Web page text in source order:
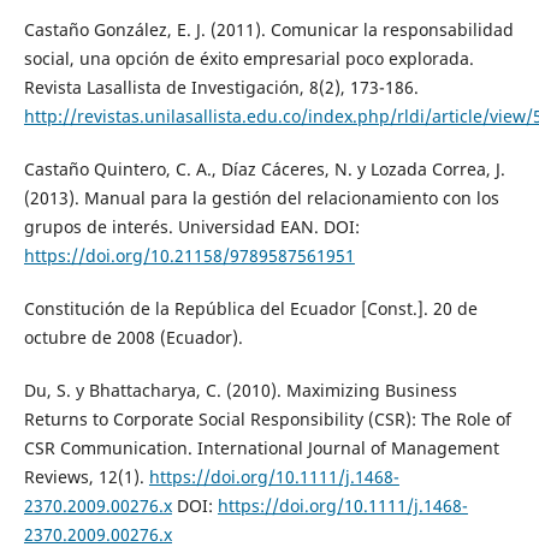
Castaño González, E. J. (2011). Comunicar la responsabilidad
social, una opción de éxito empresarial poco explorada.
Revista Lasallista de Investigación, 8(2), 173-186.
http://revistas.unilasallista.edu.co/index.php/rldi/article/view/
Castaño Quintero, C. A., Díaz Cáceres, N. y Lozada Correa, J.
(2013). Manual para la gestión del relacionamiento con los
grupos de interés. Universidad EAN. DOI:
https://doi.org/10.21158/9789587561951
Constitución de la República del Ecuador [Const.]. 20 de
octubre de 2008 (Ecuador).
Du, S. y Bhattacharya, C. (2010). Maximizing Business
Returns to Corporate Social Responsibility (CSR): The Role of
CSR Communication. International Journal of Management
Reviews, 12(1). https://doi.org/10.1111/j.1468-
2370.2009.00276.xDOI: https://doi.org/10.1111/j.1468-
2370.2009.00276.x